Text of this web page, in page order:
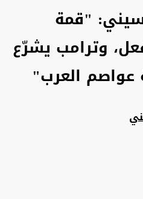
"قمة
وترامب يشرّع
عواصم العرب"